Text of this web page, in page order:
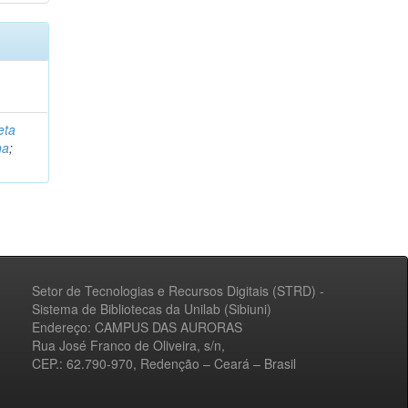
;
Setor de Tecnologias e Recursos Digitais (STRD) -
Sistema de Bibliotecas da Unilab (Sibiuni)
Endereço: CAMPUS DAS AURORAS
Rua José Franco de Oliveira, s/n,
CEP.: 62.790-970, Redenção – Ceará – Brasil